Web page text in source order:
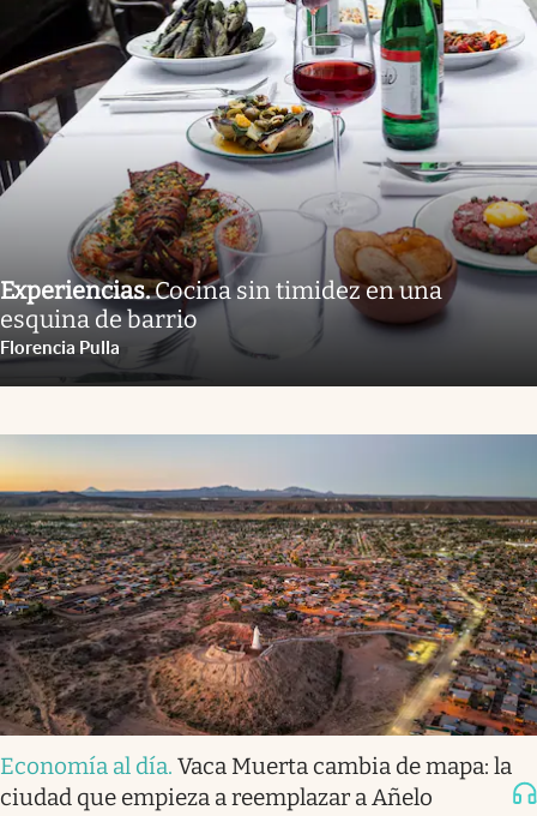
Experiencias.Cocina sin timidez en una
esquina de barrio
Florencia Pulla
Economía al día. Vaca Muerta cambia de mapa: la
ciudad que empieza a reemplazar a Añelo